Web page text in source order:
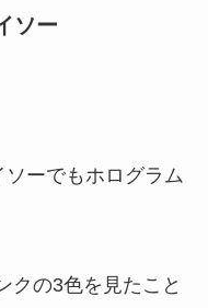
ソー
ーでもホログラム
クの3色を見たこと